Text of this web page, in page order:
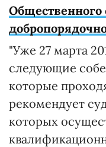
Общественного
"Уже 27 марта
следующие
которые
рекомендует
которых